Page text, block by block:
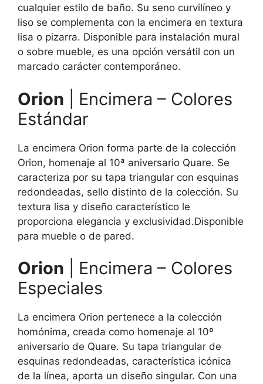
cualquier estilo de baño. Su seno curvilíneo y
liso se complementa con la encimera en textura
lisa o pizarra. Disponible para instalación mural
o sobre mueble, es una opción versátil con un
marcado carácter contemporáneo.
Orion | Encimera – Colores
Estándar
La encimera Orion forma parte de la colección
Orion, homenaje al 10ª aniversario Quare. Se
caracteriza por su tapa triangular con esquinas
redondeadas, sello distinto de la colección. Su
textura lisa y diseño característico le
proporciona elegancia y exclusividad.Disponible
para mueble o de pared.
Orion | Encimera – Colores
Especiales
La encimera Orion pertenece a la colección
homónima, creada como homenaje al 10º
aniversario de Quare. Su tapa triangular de
esquinas redondeadas, característica icónica
de la línea, aporta un diseño singular. Con una